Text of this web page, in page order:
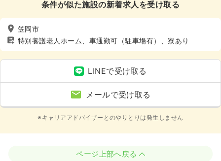
条件が似た施設の新着求人を受け取る
笠岡市
特別養護老人ホーム、車通勤可（駐車場有）、寮あり
LINEで受け取る
メールで受け取る
※キャリアアドバイザーとのやりとりは発生しません
ページ上部へ戻る